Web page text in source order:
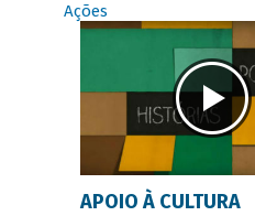
Ações
APOIO À CULTURA